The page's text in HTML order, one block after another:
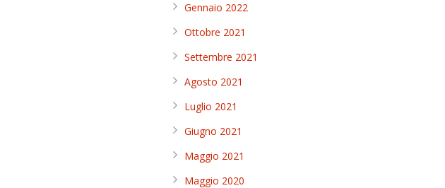
Gennaio 2022
Ottobre 2021
Settembre 2021
Agosto 2021
Luglio 2021
Giugno 2021
Maggio 2021
Maggio 2020